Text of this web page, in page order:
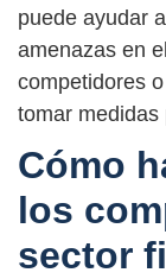
puede ayudar
amenazas en
competidores
tomar medidas
Cómo
los
sector